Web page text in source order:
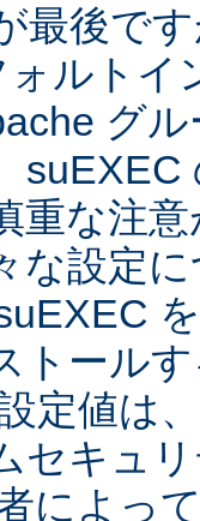
最後で
ルトイ
グ
重な注
な設定
トール
定値は
セキュ
によっ